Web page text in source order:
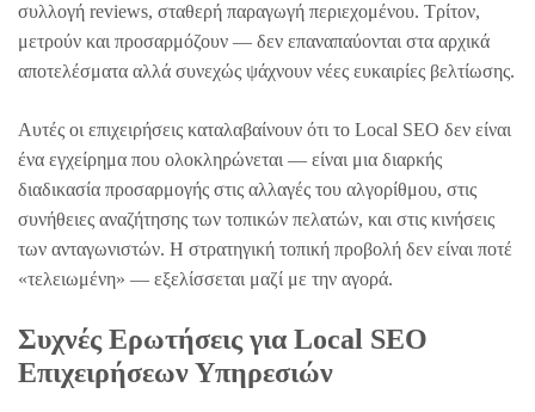
συλλογή reviews, σταθερή παραγωγή περιεχομένου. Τρίτον,
μετρούν και προσαρμόζουν — δεν επαναπαύονται στα αρχικά
αποτελέσματα αλλά συνεχώς ψάχνουν νέες ευκαιρίες βελτίωσης.
Αυτές οι επιχειρήσεις καταλαβαίνουν ότι το Local SEO δεν είναι
ένα εγχείρημα που ολοκληρώνεται — είναι μια διαρκής
διαδικασία προσαρμογής στις αλλαγές του αλγορίθμου, στις
συνήθειες αναζήτησης των τοπικών πελατών, και στις κινήσεις
των ανταγωνιστών. Η στρατηγική τοπική προβολή δεν είναι ποτέ
«τελειωμένη» — εξελίσσεται μαζί με την αγορά.
Συχνές Ερωτήσεις για Local SEO
Επιχειρήσεων Υπηρεσιών